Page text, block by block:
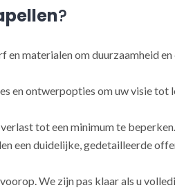
?
en materialen om duurzaamheid en
en ontwerpopties om uw visie tot
tot een minimum te beperken.
een duidelijke, gedetailleerde
We zijn pas klaar als u